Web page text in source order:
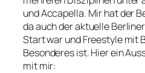
und Accapella. Mir hat der
da auch der aktuelle
Start war und Freestyle mit
Besonderes ist. Hier ein
mit mir: